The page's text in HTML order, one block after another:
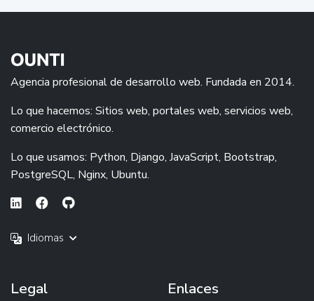
Agencia profesional de desarrollo web. Fundada en 2014.
Lo que hacemos: Sitios web, portales web, servicios web,
comercio electrónico.
Lo que usamos: Python, Django, JavaScript, Bootstrap,
PostgreSQL, Nginx, Ubuntu.
Idiomas
Legal Enlaces